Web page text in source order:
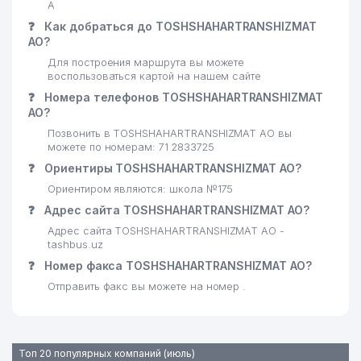
24
25 ZAMIN INVEST SAVDO ООО
26 AURORA ELEKTRA ЧП
27 TAVS ELITE ООО 571 м
28 ADEL SOL ЧП 575 м
29
PROFESSIONAL KITCHEN
SOLUTIONS ИП ООО
581 м
30 ARCHER ООО 597 м
31 GAZ NEFT-AVTO BENZIN ООО
32 ИНТЕРГАЗ СП 607 м
А
❓
Как добраться до TOSHSHAHARTRANSHIZMAT
АО?
Для построения маршрута вы можете
воспользоваться картой на нашем сайте
❓
Номера телефонов TOSHSHAHARTRANSHIZMAT
АО?
Позвонить в TOSHSHAHARTRANSHIZMAT АО вы
можете по номерам: 71 2833725
❓ Ориентиры TOSHSHAHARTRANSHIZMAT АО?
Ориентиром являются: школа №175
❓ Адрес сайта TOSHSHAHARTRANSHIZMAT АО?
Адрес сайта TOSHSHAHARTRANSHIZMAT АО -
tashbus.uz
❓ Номер факса TOSHSHAHARTRANSHIZMAT АО?
Отправить факс вы можете на номер .
Топ 20 популярных компаний (июль)